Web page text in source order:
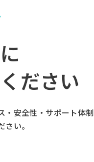
ださい
・安全性・サポート体制
い。